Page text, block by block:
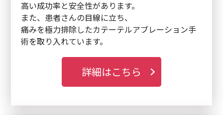
高い成功率と安全性があります。
また、患者さんの目線に立ち、
痛みを極力排除したカテーテルアブレーション手
術を取り入れています。
詳細はこちら